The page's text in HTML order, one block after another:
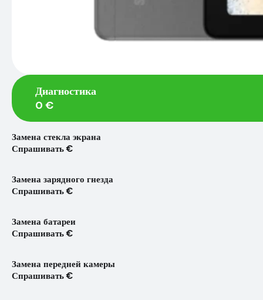
Диагностика
0 €
Замена стекла экрана
Спрашивать €
Замена зарядного гнезда
Спрашивать €
Замена батареи
Спрашивать €
Замена передней камеры
Спрашивать €